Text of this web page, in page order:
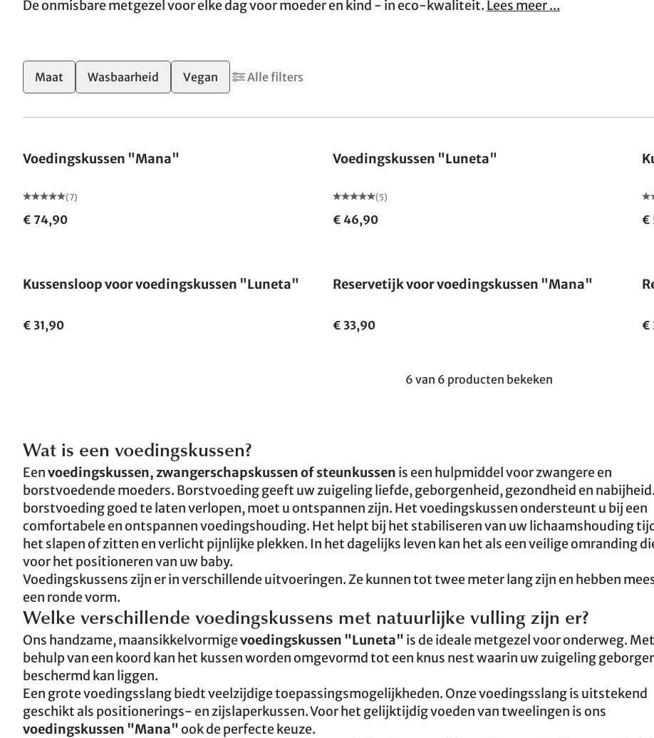
De onmisbare metgezel voor elke dag voor moeder en kind - in eco-kwaliteit. Lees meer ...
Maat Wasbaarheid Vegan Alle filters
Voedingskussen "Mana"
(7)
€ 74,90
Voedingskussen "Luneta"
(5)
€ 46,90 €
Kussensloop voor voedingskussen "Luneta"
€ 31,90
Reservetijk voor voedingskussen "Mana"
€ 33,90 €
6 van 6 producten bekeken
Wat is een voedingskussen?
Eenvoedingskussen, zwangerschapskussen of steunkussen is een hulpmiddel voor zwangere en
borstvoedende moeders. Borstvoeding geeft uw zuigeling liefde, geborgenheid, gezondheid en
borstvoeding goed te laten verlopen, moet u ontspannen zijn. Het voedingskussen ondersteunt u bij een
comfortabele en ontspannen voedingshouding. Het helpt bij het stabiliseren van uw lichaamshouding
het slapen of zitten en verlicht pijnlijke plekken. In het dagelijks leven kan het als een veilige omranding
voor het positioneren van uw baby.
Voedingskussens zijn er in verschillende uitvoeringen. Ze kunnen tot twee meter lang zijn en hebben
een ronde vorm.
Welke verschillende voedingskussens met natuurlijke vulling zijn er?
Ons handzame, maansikkelvormigevoedingskussen "Luneta" is de ideale metgezel voor onderweg. Met
behulp van een koord kan het kussen worden omgevormd tot een knus nest waarin uw zuigeling
beschermd kan liggen.
Een grote voedingsslang biedt veelzijdige toepassingsmogelijkheden. Onze voedingsslang is uitstekend
geschikt als positionerings- en zijslaperkussen. Voor het gelijktijdig voeden van tweelingen is ons
voedingskussen "Mana"ook de perfecte keuze.